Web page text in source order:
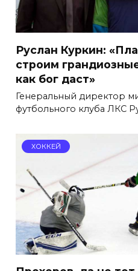
Руслан Куркин:
строим
как бог даст»
Генеральный директор
футбольного клуба ЛКС
ХОККЕЙ